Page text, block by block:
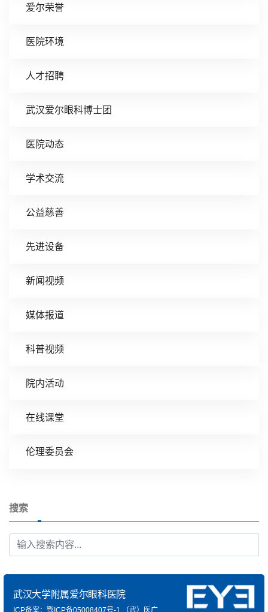
爱尔荣誉
医院环境
人才招聘
武汉爱尔眼科博士团
医院动态
学术交流
公益慈善
先进设备
新闻视频
媒体报道
科普视频
院内活动
在线课堂
伦理委员会
搜索
武汉大学附属爱尔眼科医院
ICP备案：鄂ICP备05008407号-1 （武）医广